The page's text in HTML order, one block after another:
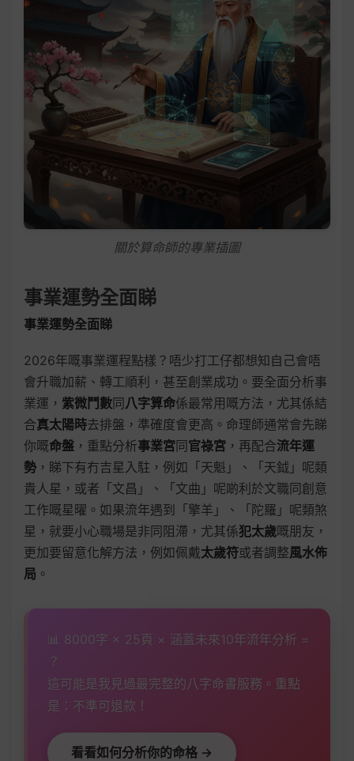
關於算命師的專業插圖
事業運勢全面睇
事業運勢全面睇
2026年嘅事業運程點樣？唔少打工仔都想知自己會唔
會升職加薪、轉工順利，甚至創業成功。要全面分析事
業運， 紫微鬥數同八字算命係最常用嘅方法，尤其係結
合真太陽時去排盤，準確度會更高。命理師通常會先睇
你嘅命盤 ，重點分析事業宮同官祿宮 ，再配合流年運
勢 ，睇下有冇吉星入駐，例如「天魁」、「天鉞」呢類
貴人星，或者「文昌」、「文曲」呢啲利於文職同創意
工作嘅星曜。如果流年遇到「擎羊」、「陀羅」呢類煞
星，就要小心職場是非同阻滯，尤其係犯太歲嘅朋友，
更加要留意化解方法，例如佩戴太歲符或者調整風水佈
局 。
📊 8000字 × 25頁 × 涵蓋未來10年流年分析 =
？
這可能是我見過最完整的八字命書服務。重點
是：不準可退款！
看看如何分析你的命格 →